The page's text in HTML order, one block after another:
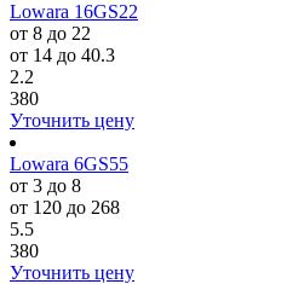
Lowara 16GS22
от 8 до 22
от 14 до 40.3
2.2
380
Уточнить цену
Lowara 6GS55
от 3 до 8
от 120 до 268
5.5
380
Уточнить цену